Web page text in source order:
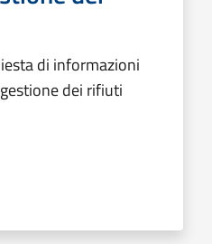
di informazioni
dei rifiuti